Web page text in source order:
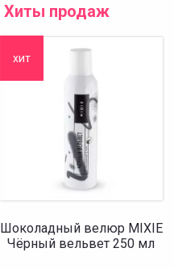
Хиты продаж
хит
Шоколадный велюр MIXIE
Чёрный вельвет 250 мл